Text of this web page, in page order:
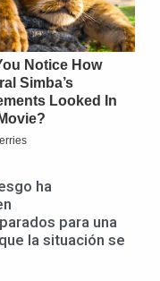
ha
para una
la situación se